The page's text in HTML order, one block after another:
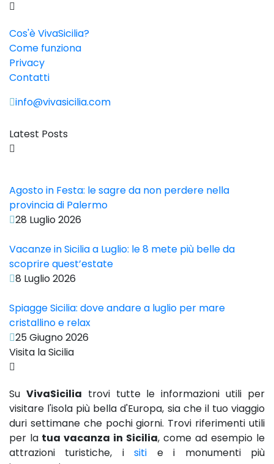
Cos'è VivaSicilia?
Come funziona
Privacy
Contatti
info@vivasicilia.com
Latest Posts
Agosto in Festa: le sagre da non perdere nella
provincia di Palermo
28 Luglio 2026
Vacanze in Sicilia a Luglio: le 8 mete più belle da
scoprire quest’estate
8 Luglio 2026
Spiagge Sicilia: dove andare a luglio per mare
cristallino e relax
25 Giugno 2026
Visita la Sicilia
Su VivaSicilia trovi tutte le informazioni utili per
visitare l'isola più bella d'Europa, sia che il tuo viaggio
duri settimane che pochi giorni. Trovi riferimenti utili
per la tua vacanza in Sicilia, come ad esempio le
attrazioni turistiche, isiti e i monumenti più